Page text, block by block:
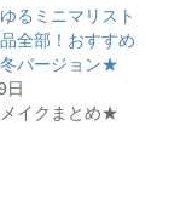
るミニマリスト
全部！おすすめ
バージョン★
日
イクまとめ★